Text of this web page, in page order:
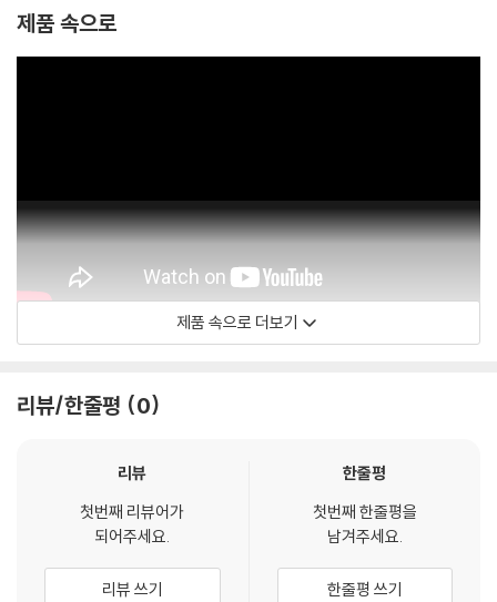
있으며, 상품의 불량이 아닙니다. 단, 재생에 이상이 있는 경우에는 불량으
로 인한 반품/교환이 가능합니다.
관련 사진과 동영상 및 재생 기기 모델명을 첨부하여 첨부하여 고객센터에
문의 바랍니다.
부담 후 처리 가능합니다.
3) 스틸북 한정판, 초회 한정판의 경우 제작 수량이 한정되어 있고, 택배
이동 과정에서의 손상이 발생하면, 재 판매가 어려우므로 신중한 구매 선
진행이 가능합니다. 택배 이동 중 파손이 발생하지 않도록 완충 포장을 부
제품 속으로
제품 속으로 더보기
리뷰/한줄평 0
리뷰
첫번째 리뷰어가
되어주세요.
리뷰 쓰기
한줄평
첫번째 한줄평을
남겨주세요.
한줄평 쓰기